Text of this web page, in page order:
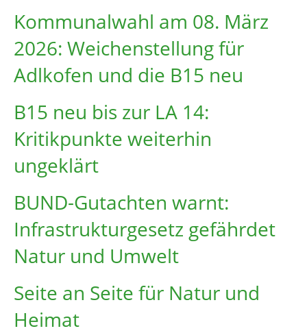
Kommunalwahl am 08. März
2026: Weichenstellung für
Adlkofen und die B15 neu
B15 neu bis zur LA 14:
Kritikpunkte weiterhin
ungeklärt
BUND-Gutachten warnt:
Infrastruktur­gesetz gefährdet
Natur und Umwelt
Seite an Seite für Natur und
Heimat